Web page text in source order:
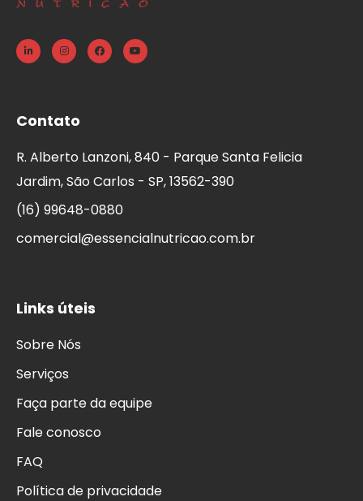
Contato
R. Alberto Lanzoni, 840 - Parque Santa Felicia
Jardim, São Carlos - SP, 13562-390
(16) 99648-0880
comercial@essencialnutricao.com.br
Links úteis
Sobre Nós
Serviços
Faça parte da equipe
Fale conosco
FAQ
Política de privacidade